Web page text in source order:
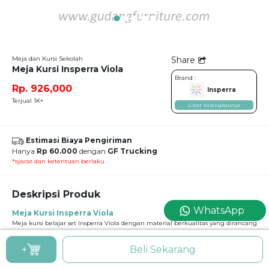
Meja dan Kursi Sekolah
Meja Kursi Insperra Viola
Rp. 926,000
Terjual 1K+
Share
Brand :
Insperra
Lihat Selengkapnya
Estimasi Biaya Pengiriman
Hanya Rp 60.000 dengan GF Trucking
*syarat dan ketentuan berlaku
Deskripsi Produk
Meja Kursi Insperra Viola
Meja kursi belajar set Insperra Viola dengan material berkualitas yang dirancang
untuk pemakaian jangka panjang. Rangka stabil dan permukaan meja mudah
dibersihkan, ideal untuk digunakan di ruang kelas SD, SMP, hingga SMA.
Memberikan kenyamanan belajar sekaligus menciptakan suasana kelas yang
tertib dan rapi.
+ Beli Sekarang
WhatsApp